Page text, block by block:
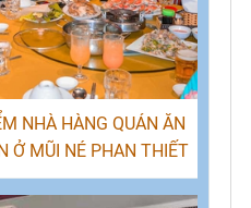
NHÀ HÀNG QUÁN ĂN
Ở MŨI NÉ PHAN THIẾT